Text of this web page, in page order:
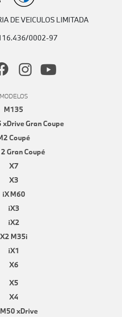
DE VEICULOS LIMITADA
0002-97
MODELOS
M135
xDrive Gran Coupe
Coupé
Gran Coupé
X7
X3
iX M60
iX3
iX2
X2 M35i
iX1
X6
X5
X4
xDrive